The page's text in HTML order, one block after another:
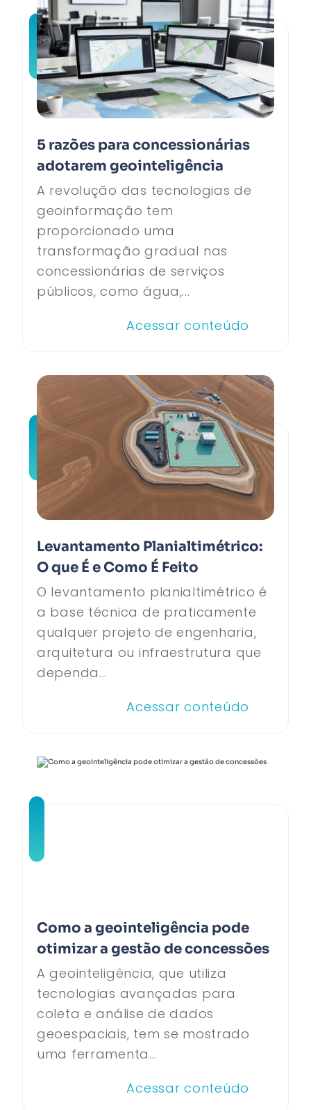
5 razões para concessionárias
adotarem geointeligência
A revolução das tecnologias de
geoinformação tem
proporcionado uma
transformação gradual nas
concessionárias de serviços
públicos, como água,...
Acessar conteúdo
Levantamento Planialtimétrico:
O que É e Como É Feito
O levantamento planialtimétrico é
a base técnica de praticamente
qualquer projeto de engenharia,
arquitetura ou infraestrutura que
dependa...
Acessar conteúdo
Como a geointeligência pode
otimizar a gestão de concessões
A geointeligência, que utiliza
tecnologias avançadas para
coleta e análise de dados
geoespaciais, tem se mostrado
uma ferramenta...
Acessar conteúdo